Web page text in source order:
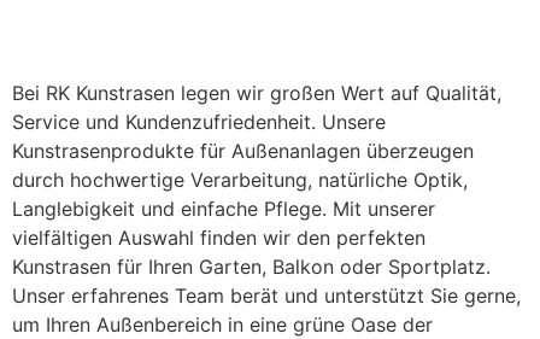
Bei RK Kunstrasen legen wir großen Wert auf Qualität,
Service und Kundenzufriedenheit. Unsere
Kunstrasenprodukte für Außenanlagen überzeugen
durch hochwertige Verarbeitung, natürliche Optik,
Langlebigkeit und einfache Pflege. Mit unserer
vielfältigen Auswahl finden wir den perfekten
Kunstrasen für Ihren Garten, Balkon oder Sportplatz.
Unser erfahrenes Team berät und unterstützt Sie gerne,
um Ihren Außenbereich in eine grüne Oase der